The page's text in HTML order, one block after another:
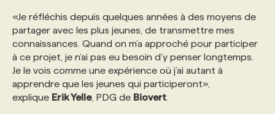
PROGRAMMES DE SUBVENTIONS
FAQ
ANNONCEZ AVEC NOUS
«Je réfléchis depuis quelques années à des moyens de
partager avec les plus jeunes, de transmettre mes
connaissances. Quand on m’a approché pour participer
à ce projet, je n’ai pas eu besoin d’y penser longtemps.
Je le vois comme une expérience où j’ai autant à
apprendre que les jeunes qui participeront»,
explique Erik Yelle, PDG de Biovert